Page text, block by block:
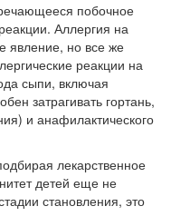
побочное
Аллергия на
явление, но все же
реакции на
сыпи, включая
затрагивать гортань,
и анафилактического
лекарственное
детей еще не
становления, это